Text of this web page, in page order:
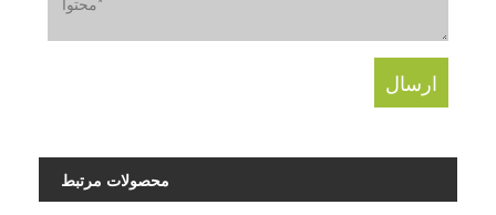
محصولات مرتبط